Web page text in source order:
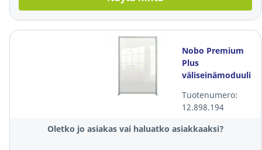
Nobo Premium
Plus
väliseinämoduuli
120x180 cm
Tuotenumero:
12.898.194
Oletko jo asiakas vai haluatko asiakkaaksi?